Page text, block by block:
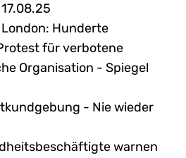
Hunderte
für verbotene
Organisation - Spiegel
- Nie wieder
warnen